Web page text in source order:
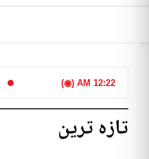
12:22 AM (◉)
تازہ ترین